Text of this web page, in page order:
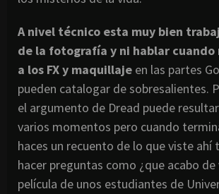
A nivel técnico esta muy bien
de la fotografía y ni hablar cuando
a los FX y maquillaje en las partes
pueden catalogar de sobresalientes.
el argumento de Dread puede
varios momentos pero cuando
haces un recuento de lo que viste ahí
hacer preguntas como ¿que acabo de
película de unos estudiantes de